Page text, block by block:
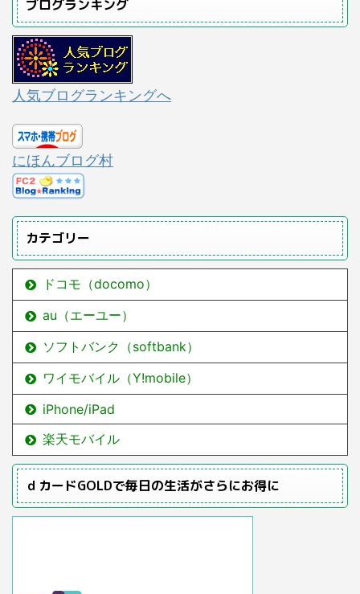
ブログランキング
人気ブログランキングへ
にほんブログ村
カテゴリー
ドコモ（docomo）
au（エーユー）
ソフトバンク（softbank）
ワイモバイル（Y!mobile）
iPhone/iPad
楽天モバイル
ｄカードGOLDで毎日の生活がさらにお得に